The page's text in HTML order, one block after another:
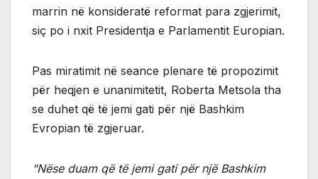
marrin në konsideratë reformat para zgjerimit,
siç po i nxit Presidentja e Parlamentit Europian.
Pas miratimit në seance plenare të propozimit
për heqjen e unanimitetit, Roberta Metsola tha
se duhet që të jemi gati për një Bashkim
Evropian të zgjeruar.
“Nëse duam që të jemi gati për një Bashkim